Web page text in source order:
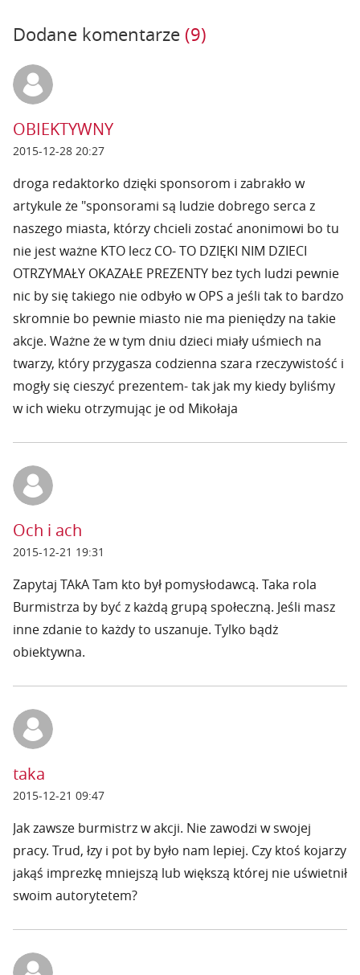
Dodane komentarze (9)
OBIEKTYWNY
2015-12-28 20:27
droga redaktorko dzięki sponsorom i zabrakło w
artykule że "sponsorami są ludzie dobrego serca z
naszego miasta, którzy chcieli zostać anonimowi bo tu
nie jest ważne KTO lecz CO- TO DZIĘKI NIM DZIECI
OTRZYMAŁY OKAZAŁE PREZENTY bez tych ludzi pewnie
nic by się takiego nie odbyło w OPS a jeśli tak to bardzo
skromnie bo pewnie miasto nie ma pieniędzy na takie
akcje. Ważne że w tym dniu dzieci miały uśmiech na
twarzy, który przygasza codzienna szara rzeczywistość i
mogły się cieszyć prezentem- tak jak my kiedy byliśmy
w ich wieku otrzymując je od Mikołaja
Och i ach
2015-12-21 19:31
Zapytaj TAkA Tam kto był pomysłodawcą. Taka rola
Burmistrza by być z każdą grupą społeczną. Jeśli masz
inne zdanie to każdy to uszanuje. Tylko bądż
obiektywna.
taka
2015-12-21 09:47
Jak zawsze burmistrz w akcji. Nie zawodzi w swojej
pracy. Trud, łzy i pot by było nam lepiej. Czy ktoś kojarzy
jakąś imprezkę mniejszą lub większą której nie uświetnił
swoim autorytetem?